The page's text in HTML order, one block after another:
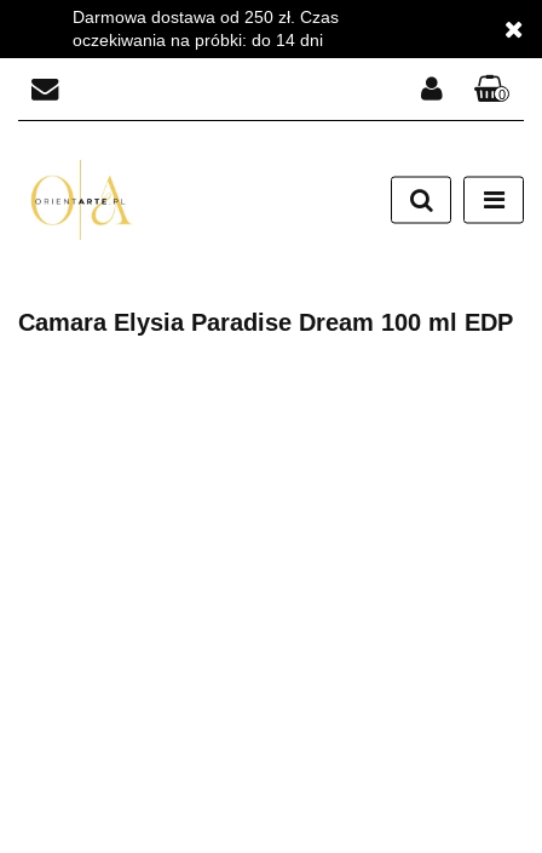
Darmowa dostawa od 250 zł. Czas
oczekiwania na próbki: do 14 dni
Zarejestruj się
Dodaj zgłoszenie
0
Camara Elysia Paradise Dream 100 ml EDP